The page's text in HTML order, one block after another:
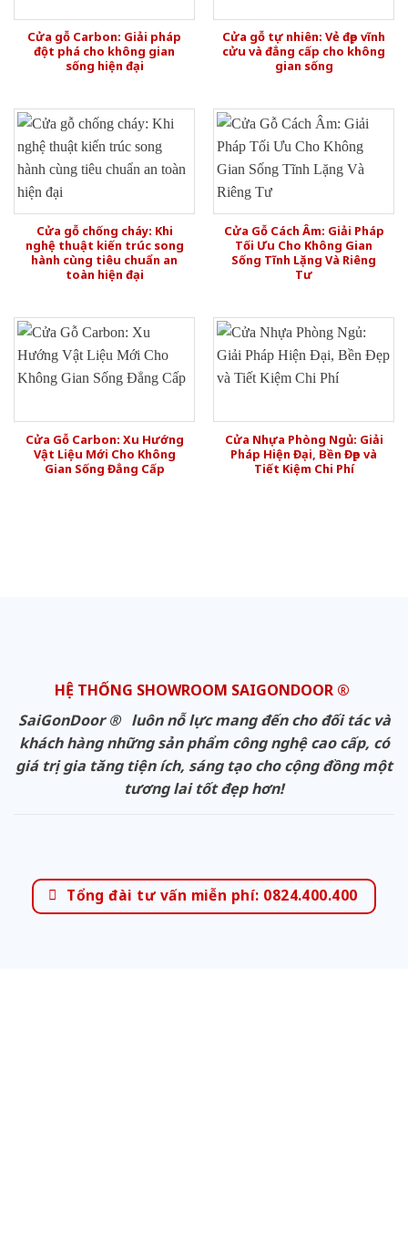
Cửa gỗ Carbon: Giải pháp
đột phá cho không gian
sống hiện đại
Cửa gỗ tự nhiên: Vẻ đẹp vĩnh
cửu và đẳng cấp cho không
gian sống
Cửa gỗ chống cháy: Khi
nghệ thuật kiến trúc song
hành cùng tiêu chuẩn an
toàn hiện đại
Cửa Gỗ Cách Âm: Giải Pháp
Tối Ưu Cho Không Gian
Sống Tĩnh Lặng Và Riêng
Tư
Cửa Gỗ Carbon: Xu Hướng
Vật Liệu Mới Cho Không
Gian Sống Đẳng Cấp
Cửa Nhựa Phòng Ngủ: Giải
Pháp Hiện Đại, Bền Đẹp và
Tiết Kiệm Chi Phí
HỆ THỐNG SHOWROOM SAIGONDOOR ®
SaiGonDoor ® luôn nỗ lực mang đến cho đối tác và
khách hàng những sản phẩm công nghệ cao cấp, có
giá trị gia tăng tiện ích, sáng tạo cho cộng đồng một
tương lai tốt đẹp hơn!
Tổng đài tư vấn miễn phí: 0824.400.400